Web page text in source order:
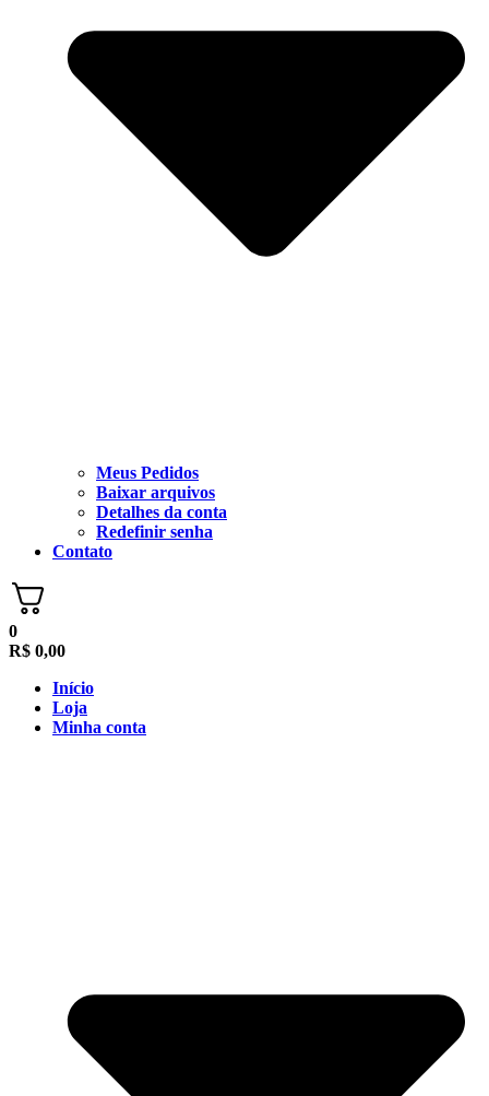
Meus Pedidos
Baixar arquivos
Detalhes da conta
Redefinir senha
Contato
0
R$ 0,00
Início
Loja
Minha conta